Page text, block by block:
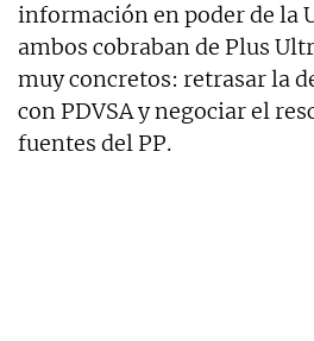
información en poder de la
ambos cobraban de Plus
muy concretos: retrasar la
con PDVSA y negociar el
fuentes del PP.